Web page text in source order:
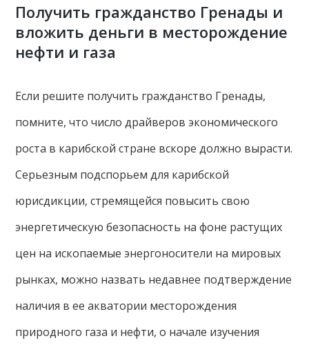
Получить гражданство Гренады и
вложить деньги в месторождение
нефти и газа
Если решите получить гражданство Гренады,
помните, что число драйверов экономического
роста в карибской стране вскоре должно вырасти.
Серьезным подспорьем для карибской
юрисдикции, стремящейся повысить свою
энергетическую безопасность на фоне растущих
цен на ископаемые энергоносители на мировых
рынках, можно назвать недавнее подтверждение
наличия в ее акватории месторождения
природного газа и нефти, о начале изучения